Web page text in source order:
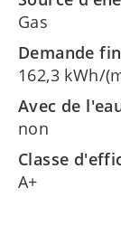
Gas
Demande
162,3 kWh/
Avec de
non
Classe
A+